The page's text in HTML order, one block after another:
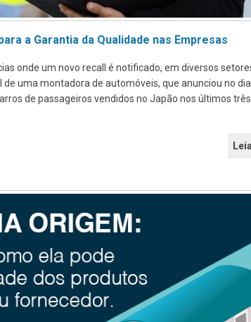
a Garantia da Qualidade nas Empresas
onde um novo recall é notificado, em diversos
uma montadora de automóveis, que anunciou no
de passageiros vendidos no Japão nos últimos